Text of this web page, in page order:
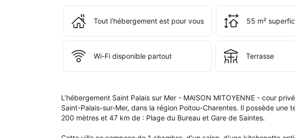
Saint
sur
Mer
MAISON
cour
privée
-
Tout l'hébergement est pour vous 55 m²
Wi-Fi disponible partout Terrasse
L’hébergement Saint Palais sur Mer - MAISON MITOYENNE - cour
Saint-Palais-sur-Mer, dans la région Poitou-Charentes. Il possède une
200 mètres et 47 km de : Plage du Bureau et Gare de Saintes.